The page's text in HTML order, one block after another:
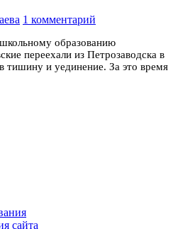
1 комментарий
школьному образованию
переехали из Петрозаводска в
тишину и уединение. За это время
сайта